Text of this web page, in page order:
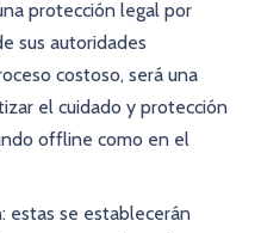
protección legal por
sus autoridades
costoso, será una
el cuidado y protección
offline como en el
estas se establecerán